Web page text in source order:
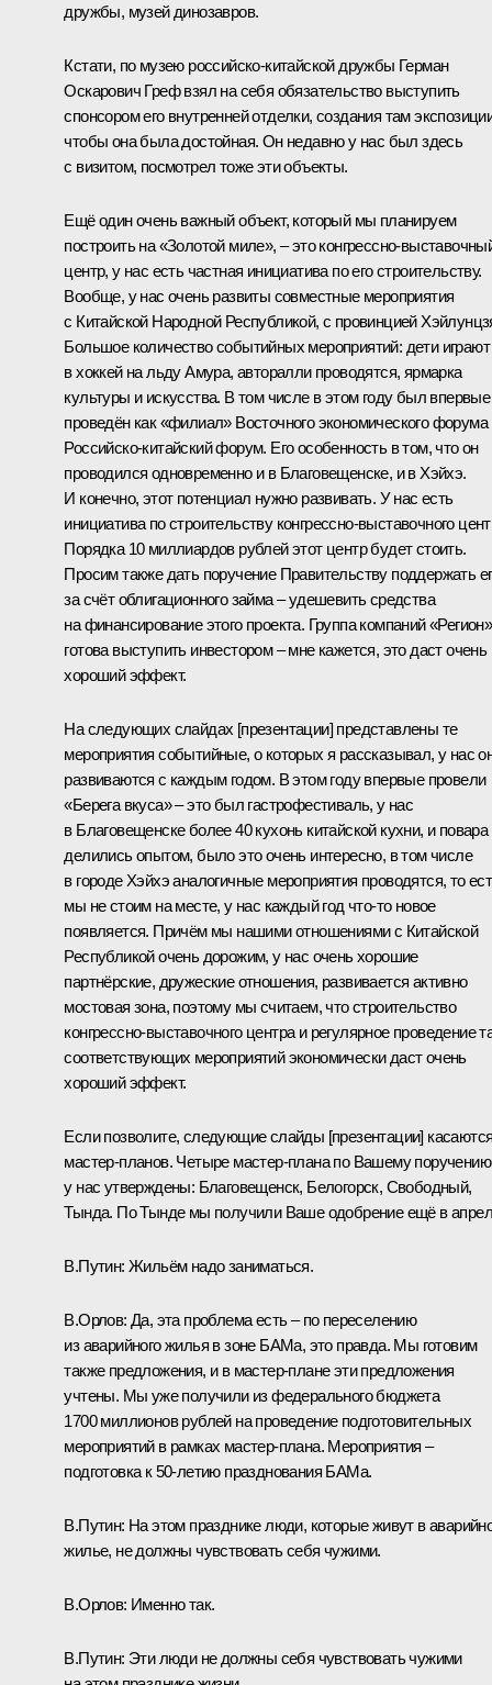
дружбы, музей динозавров.
Кстати, по музею российско-китайской дружбы Герман
Оскарович Греф взял на себя обязательство выступить
спонсором его внутренней отделки, создания там
чтобы она была достойная. Он недавно у нас был здесь
с визитом, посмотрел тоже эти объекты.
Ещё один очень важный объект, который мы планируем
построить на «Золотой миле», – это конгрессно-
центр, у нас есть частная инициатива по его строительству.
Вообще, у нас очень развиты совместные мероприятия
с Китайской Народной Республикой, с провинцией
Большое количество событийных мероприятий: дети играют
в хоккей на льду Амура, авторалли проводятся, ярмарка
культуры и искусства. В том числе в этом году был впервые
проведён как «филиал» Восточного экономического форума
Российско-китайский форум. Его особенность в том, что он
проводился одновременно и в Благовещенске, и в Хэйхэ.
И конечно, этот потенциал нужно развивать. У нас есть
инициатива по строительству конгрессно-выставочного
Порядка 10 миллиардов рублей этот центр будет стоить.
Просим также дать поручение Правительству поддержать
за счёт облигационного займа – удешевить средства
на финансирование этого проекта. Группа компаний «Регион»
готова выступить инвестором – мне кажется, это даст очень
хороший эффект.
На следующих слайдах [презентации] представлены те
мероприятия событийные, о которых я рассказывал, у нас
развиваются с каждым годом. В этом году впервые провели
«Берега вкуса» – это был гастрофестиваль, у нас
в Благовещенске более 40 кухонь китайской кухни, и повара
делились опытом, было это очень интересно, в том числе
в городе Хэйхэ аналогичные мероприятия проводятся, то
мы не стоим на месте, у нас каждый год что-то новое
появляется. Причём мы нашими отношениями с Китайской
Республикой очень дорожим, у нас очень хорошие
партнёрские, дружеские отношения, развивается активно
мостовая зона, поэтому мы считаем, что строительство
конгрессно-выставочного центра и регулярное проведение
соответствующих мероприятий экономически даст очень
хороший эффект.
Если позволите, следующие слайды [презентации]
мастер-планов. Четыре мастер-плана по Вашему поручению
у нас утверждены: Благовещенск, Белогорск, Свободный,
Тында. По Тынде мы получили Ваше одобрение ещё в
В.Путин: Жильём надо заниматься.
В.Орлов: Да, эта проблема есть – по переселению
из аварийного жилья в зоне БАМа, это правда. Мы готовим
также предложения, и в мастер-плане эти предложения
учтены. Мы уже получили из федерального бюджета
1700 миллионов рублей на проведение подготовительных
мероприятий в рамках мастер-плана. Мероприятия –
подготовка к 50-летию празднования БАМа.
В.Путин: На этом празднике люди, которые живут в
жилье, не должны чувствовать себя чужими.
В.Орлов: Именно так.
В.Путин: Эти люди не должны себя чувствовать чужими